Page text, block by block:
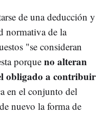
de una deducción y
normativa de la
"se consideran
porqueno alteran
obligado a contribuir
en el conjunto del
nuevo la forma de